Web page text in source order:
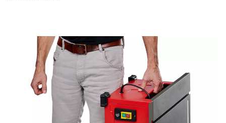
K načtení služby Google Maps
potřebujeme váš souhlas!